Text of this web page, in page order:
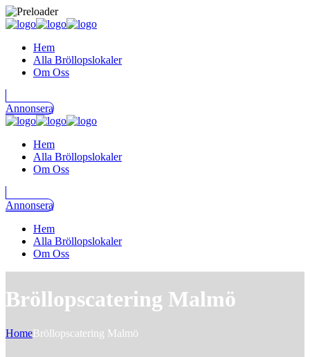
Hem
Alla Bröllopslokaler
Om Oss
Annonsera
Hem
Alla Bröllopslokaler
Om Oss
Annonsera
Hem
Alla Bröllopslokaler
Om Oss
Bröllopscatering Malmö
HomeBröllopscatering Malmö